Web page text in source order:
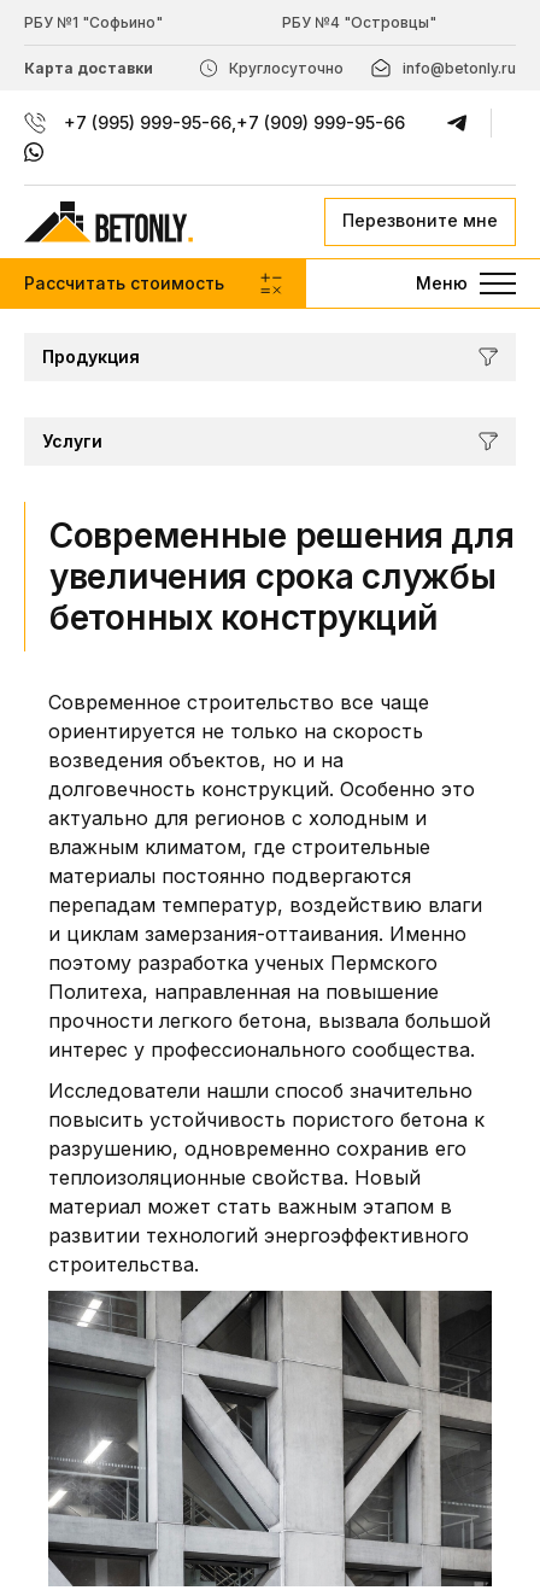
РБУ №1 "Софьино" РБУ №4 "Островцы"
Карта доставки Круглосуточно info@betonly.ru
+7 (995) 999-95-66 +7 (909) 999-95-66
Перезвоните мне
Рассчитать стоимость Меню
Продукция
Услуги
Современные решения для
увеличения срока службы
бетонных конструкций
Современное строительство все чаще
ориентируется не только на скорость
возведения объектов, но и на
долговечность конструкций. Особенно это
актуально для регионов с холодным и
влажным климатом, где строительные
материалы постоянно подвергаются
перепадам температур, воздействию влаги
и циклам замерзания-оттаивания. Именно
поэтому разработка ученых Пермского
Политеха, направленная на повышение
прочности легкого бетона, вызвала большой
интерес у профессионального сообщества.
Исследователи нашли способ значительно
повысить устойчивость пористого бетона к
разрушению, одновременно сохранив его
теплоизоляционные свойства. Новый
материал может стать важным этапом в
развитии технологий энергоэффективного
строительства.